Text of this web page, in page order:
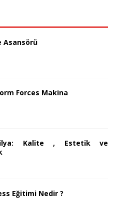
Asansörü
Forces Makina
Kalite , Estetik ve
Eğitimi Nedir ?